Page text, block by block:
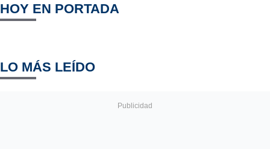
HOY EN PORTADA
LO MÁS LEÍDO